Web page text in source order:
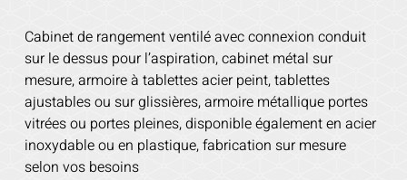
Cabinet de rangement ventilé avec connexion conduit
sur le dessus pour l’aspiration, cabinet métal sur
mesure, armoire à tablettes acier peint, tablettes
ajustables ou sur glissières, armoire métallique portes
vitrées ou portes pleines, disponible également en acier
inoxydable ou en plastique, fabrication sur mesure
selon vos besoins